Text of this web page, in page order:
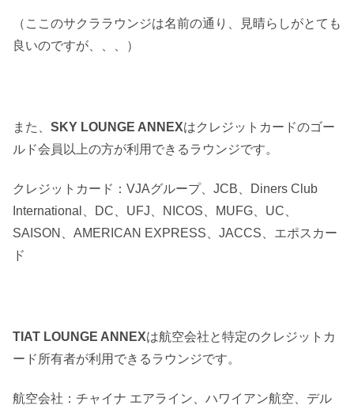
（ここのサクララウンジは名前の通り、見晴らしがとても
良いのですが、、、）
また、 SKY LOUNGE ANNEXはクレジットカードのゴー
ルド会員以上の方が利用できるラウンジです。
クレジットカード：VJAグループ、JCB、Diners Club
International、DC、UFJ、NICOS、MUFG、UC、
SAISON、AMERICAN EXPRESS、JACCS、エポスカー
ド
TIAT LOUNGE ANNEXは航空会社と特定のクレジットカ
ード所有者が利用できるラウンジです。
航空会社：チャイナ エアライン、ハワイアン航空、デル